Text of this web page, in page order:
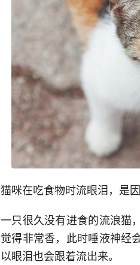
猫咪在吃食物时流眼泪，是
一只很久没有进食的流浪猫
觉得非常香，此时唾液神经
以眼泪也会跟着流出来。